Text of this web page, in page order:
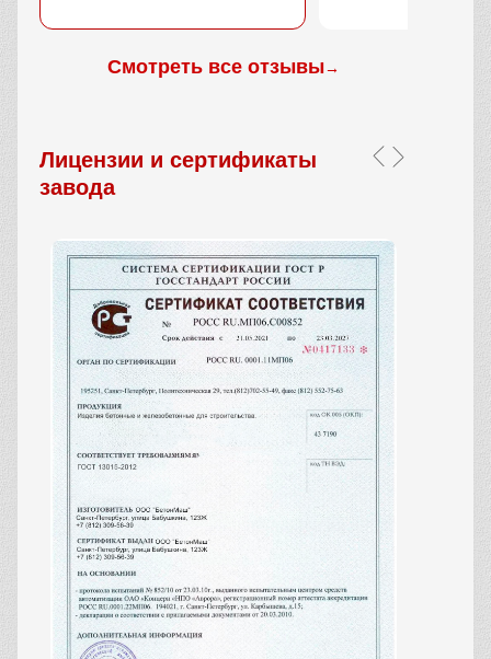
Смотреть все отзывы→
Лицензии и сертификаты
завода